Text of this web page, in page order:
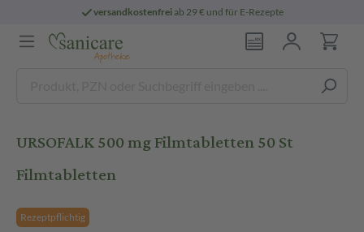
versandkostenfreiab 29 € und für E-Rezepte
URSOFALK 500 mg Filmtabletten 50 St
Filmtabletten
Rezeptpflichtig